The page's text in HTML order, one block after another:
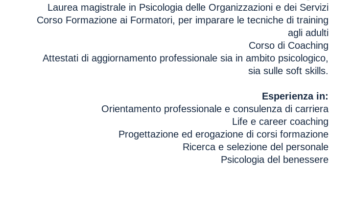
Laurea magistrale in Psicologia delle Organizzazioni e dei Servizi
Corso Formazione ai Formatori, per imparare le tecniche di training
agli adulti
Corso di Coaching
Attestati di aggiornamento professionale sia in ambito psicologico,
sia sulle soft skills.
Esperienza in:
Orientamento professionale e consulenza di carriera
Life e career coaching
Progettazione ed erogazione di corsi formazione
Ricerca e selezione del personale
Psicologia del benessere